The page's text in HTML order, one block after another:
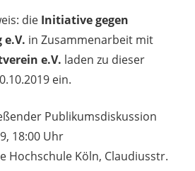
die Initiative gegen
in Zusammenarbeit mit
e.V. laden zu dieser
ein.
Publikumsdiskussion
18:00 Uhr
Hochschule Köln, Claudiusstr.